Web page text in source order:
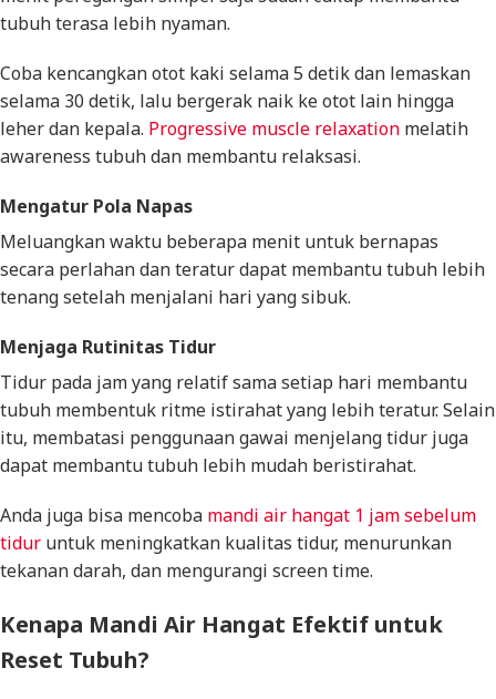
tubuh terasa lebih nyaman.
Coba kencangkan otot kaki selama 5 detik dan lemaskan
selama 30 detik, lalu bergerak naik ke otot lain hingga
leher dan kepala. Progressive muscle relaxation melatih
awareness tubuh dan membantu relaksasi.
Mengatur Pola Napas
Meluangkan waktu beberapa menit untuk bernapas
secara perlahan dan teratur dapat membantu tubuh lebih
tenang setelah menjalani hari yang sibuk.
Menjaga Rutinitas Tidur
Tidur pada jam yang relatif sama setiap hari membantu
tubuh membentuk ritme istirahat yang lebih teratur. Selain
itu, membatasi penggunaan gawai menjelang tidur juga
dapat membantu tubuh lebih mudah beristirahat.
Anda juga bisa mencoba mandi air hangat 1 jam sebelum
tidur untuk meningkatkan kualitas tidur, menurunkan
tekanan darah, dan mengurangi screen time.
Kenapa Mandi Air Hangat Efektif untuk
Reset Tubuh?